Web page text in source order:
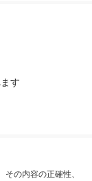
す
の内容の正確性、